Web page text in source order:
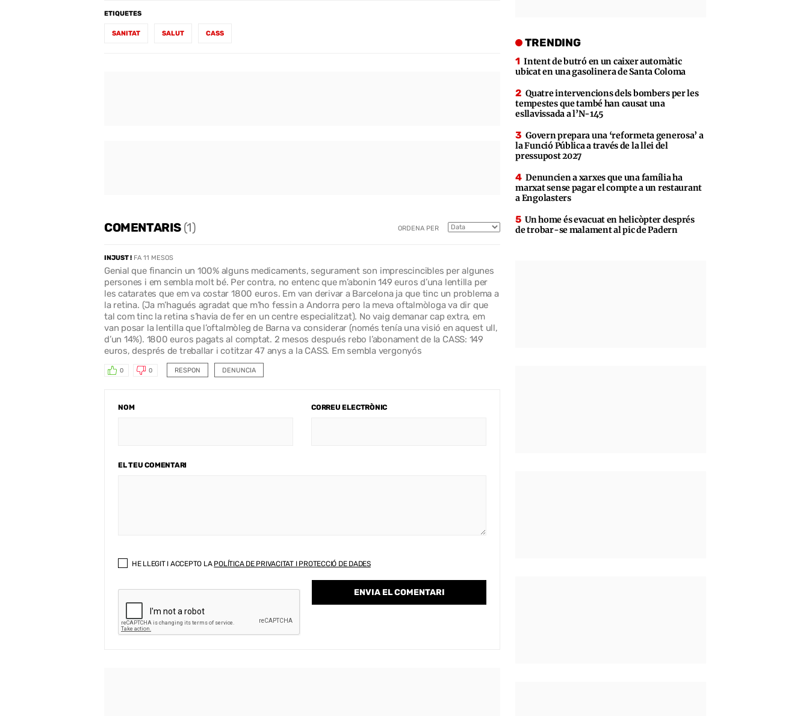
ETIQUETES
SANITAT SALUT CASS
COMENTARIS (1) ORDENA PER
INJUST ! FA 11 MESOS
Genial que financin un 100% alguns medicaments, segurament son imprescincibles per algunes
persones i em sembla molt bé. Per contra, no entenc que m’abonin 149 euros d’una lentilla per
les catarates que em va costar 1800 euros. Em van derivar a Barcelona ja que tinc un problema a
la retina. (Ja m’hagués agradat que m’ho fessin a Andorra pero la meva oftalmòloga va dir que
tal com tinc la retina s’havia de fer en un centre especialitzat). No vaig demanar cap extra, em
van posar la lentilla que l’oftalmòleg de Barna va considerar (només tenía una visió en aquest ull,
d’un 14%). 1800 euros pagats al comptat. 2 mesos después rebo l’abonament de la CASS: 149
euros, després de treballar i cotitzar 47 anys a la CASS. Em sembla vergonyós
RESPON
0 0 DENUNCIA
NOM CORREU ELECTRÒNIC
EL TEU COMENTARI
HE LLEGIT I ACCEPTO LA POLÍTICA DE PRIVACITAT I PROTECCIÓ DE DADES
TRENDING
Intent de butró en un caixer automàtic
ubicat en una gasolinera de Santa Coloma
Quatre intervencions dels bombers per les
tempestes que també han causat una
esllavissada a l’N-145
Govern prepara una ‘reformeta generosa’ a
la Funció Pública a través de la llei del
pressupost 2027
Denuncien a xarxes que una família ha
marxat sense pagar el compte a un restaurant
a Engolasters
Un home és evacuat en helicòpter després
de trobar-se malament al pic de Padern